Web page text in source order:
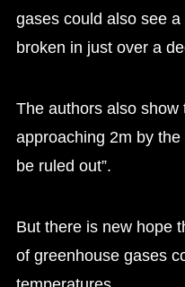
gases could also see
broken in just over a
The authors also
approaching 2m by
be ruled out”.
But there is new hope
of greenhouse gases